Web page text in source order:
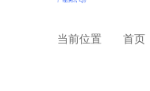
当前位置 首页